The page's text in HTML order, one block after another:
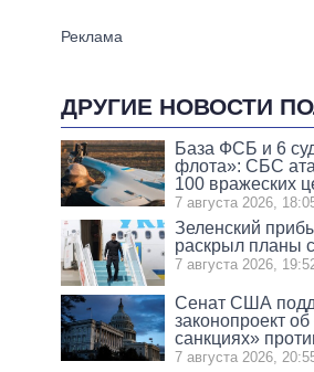
ДРУГИЕ НОВОСТИ
База ФСБ и 6
флота»: СБС
100 вражеских
7 августа 2026,
Зеленский
раскрыл планы
7 августа 2026,
Сенат США
законопроект об
санкциях»
7 августа 2026,